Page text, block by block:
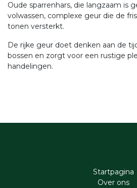
Oude sparrenhars, die langzaam is
volwassen, complexe geur die de
tonen versterkt.
De rijke geur doet denken aan de
bossen en zorgt voor een rustige
handelingen.
Startpagina
Ove​r​ ons